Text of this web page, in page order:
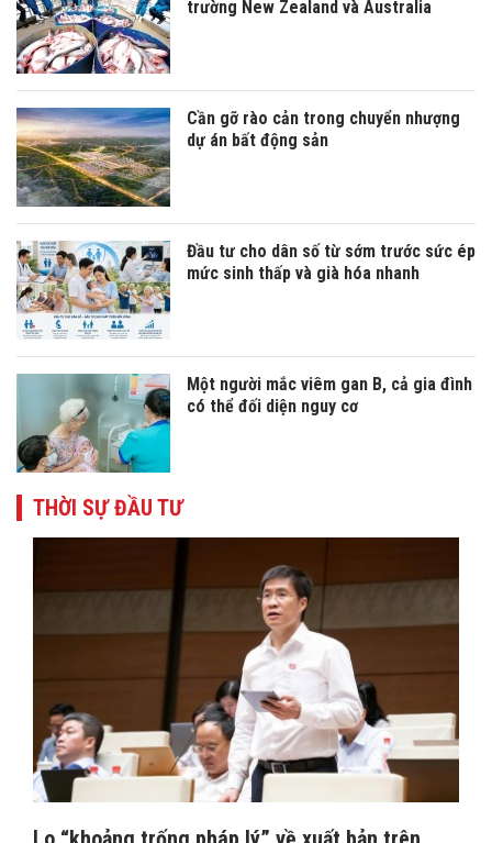
trường New Zealand và Australia
Cần gỡ rào cản trong chuyển nhượng
dự án bất động sản
Đầu tư cho dân số từ sớm trước sức ép
mức sinh thấp và già hóa nhanh
Một người mắc viêm gan B, cả gia đình
có thể đối diện nguy cơ
THỜI SỰ ĐẦU TƯ